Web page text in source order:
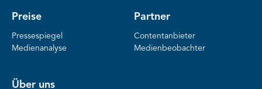
Preise
Pressespiegel
Medienanalyse
Partner
Contentanbieter
Medienbeobachter
Über uns